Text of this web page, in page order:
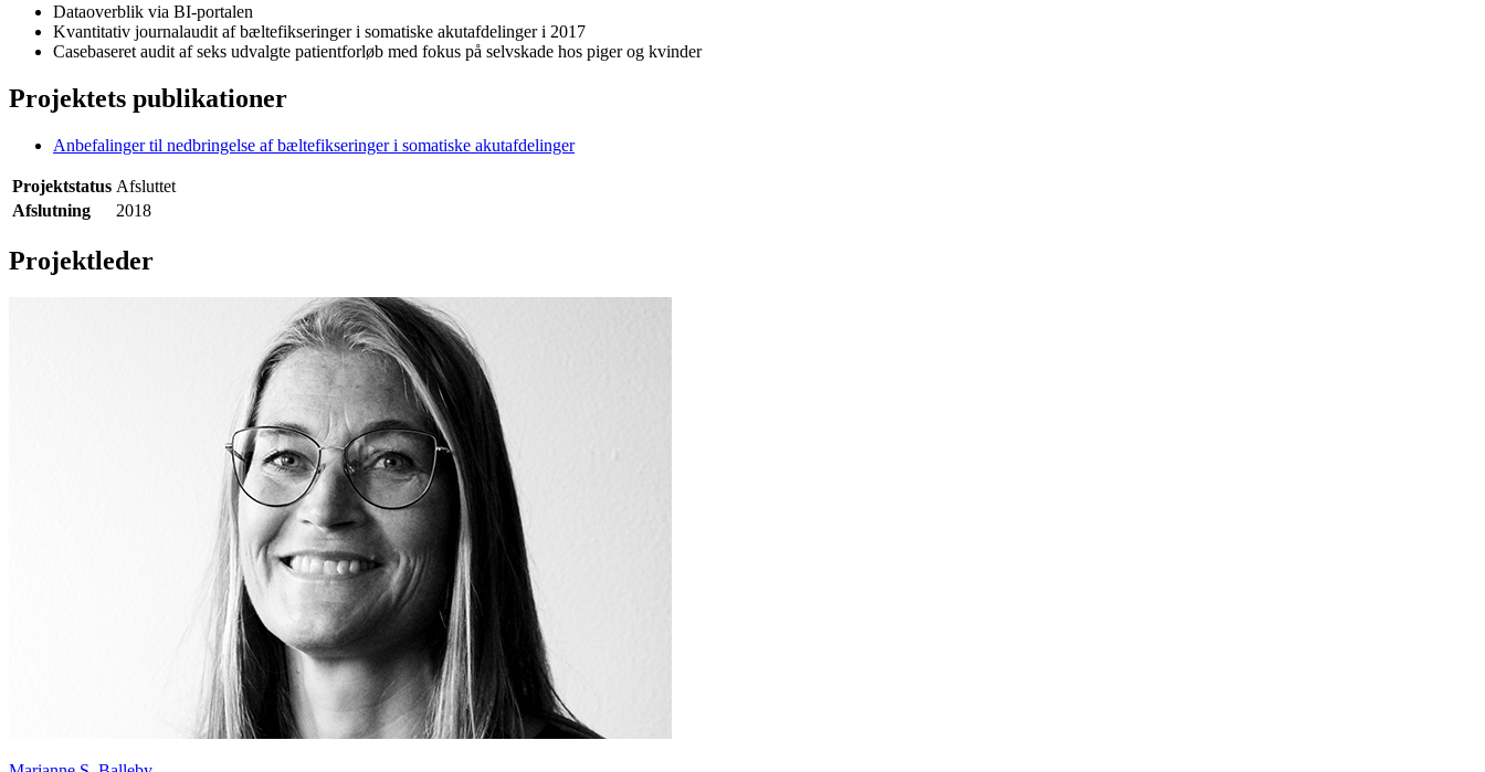
Dataoverblik via BI-portalen
Kvantitativ journalaudit af bæltefikseringer i somatiske akutafdelinger i 2017
Casebaseret audit af seks udvalgte patientforløb med fokus på selvskade hos piger og kvinder
Projektets publikationer
Anbefalinger til nedbringelse af bæltefikseringer i somatiske akutafdelinger
Projektstatus Afsluttet
Afslutning
2018
Projektleder